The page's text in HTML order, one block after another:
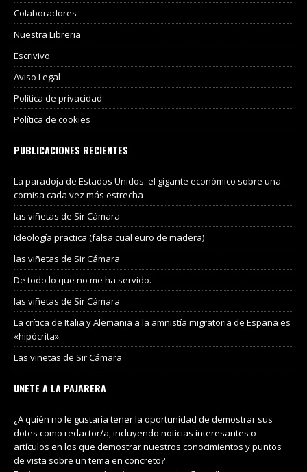
Colaboradores
Nuestra Libreria
Escrivivo
Aviso Legal
Política de privacidad
Política de cookies
PUBLICACIONES RECIENTES
La paradoja de Estados Unidos: el gigante económico sobre una
cornisa cada vez más estrecha
las viñetas de Sir Cámara
Ideología practica (falsa cual euro de madera)
las viñetas de Sir Cámara
De todo lo que no me ha servido.
las viñetas de Sir Cámara
La crítica de Italia y Alemania a la amnistía migratoria de España es
«hipócrita».
Las viñetas de Sir Cámara
UNETE A LA PAJARERA
¿A quién no le gustaría tener la oportunidad de demostrar sus
dotes como redactor/a, incluyendo noticias interesantes o
artículos en los que demostrar nuestros conocimientos y puntos
de vista sobre un tema en concreto?